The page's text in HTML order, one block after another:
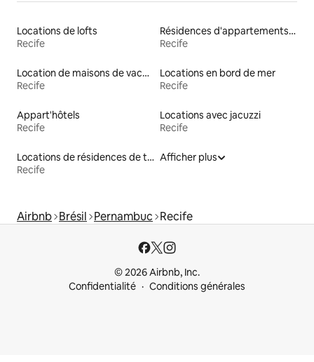
Locations de lofts
Recife
Résidences d'appartements en location
Recife
Location de maisons de vacances
Recife
Locations en bord de mer
Recife
Appart'hôtels
Recife
Locations avec jacuzzi
Recife
Locations de résidences de tourisme
Recife
Afficher plus
Airbnb Brésil Pernambuc Recife
© 2026 Airbnb, Inc.
Confidentialité
Conditions générales